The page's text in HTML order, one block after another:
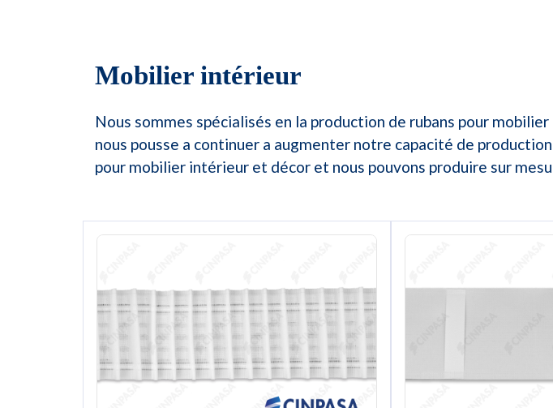
Mobilier intérieur
Nous sommes spécialisés en la production de rubans pour
nous pousse a continuer a augmenter notre capacité de
pour mobilier intérieur et décor et nous pouvons produire sur